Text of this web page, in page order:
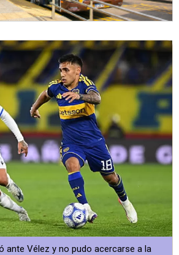
ante Vélez y no pudo acercarse a la